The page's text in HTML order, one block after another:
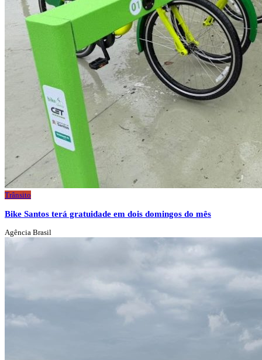
Trânsito
Bike Santos terá gratuidade em dois domingos do mês
Agência Brasil